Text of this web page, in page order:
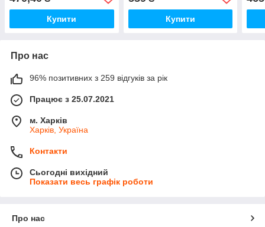
Купити Купити
Про нас
96% позитивних з 259 відгуків за рік
Працює з 25.07.2021
м. Харків
Харків, Україна
Контакти
Сьогодні вихідний
Показати весь графік роботи
Про нас